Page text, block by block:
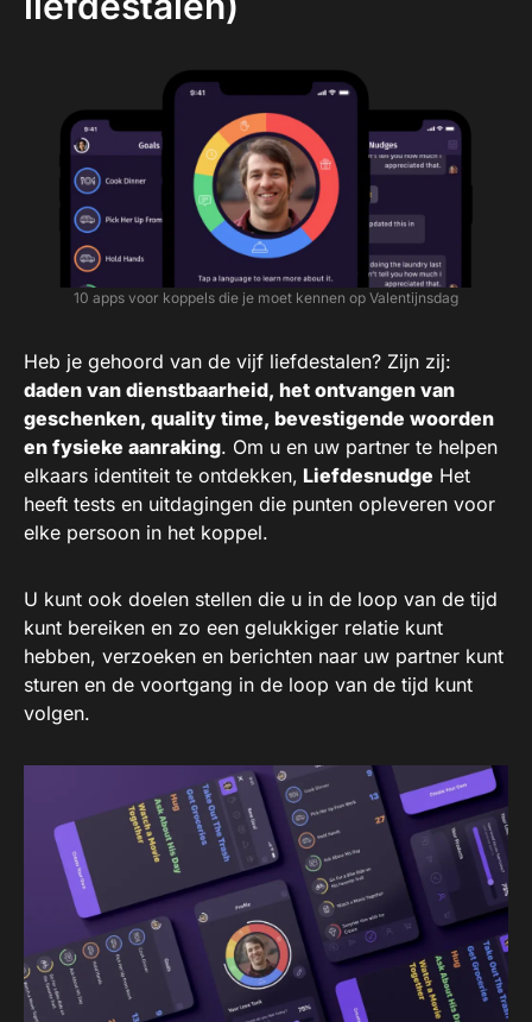
10 apps voor koppels die je moet kennen op Valentijnsdag
Heb je gehoord van de vijf liefdestalen? Zijn zij:
daden van dienstbaarheid, het ontvangen van
geschenken, quality time, bevestigende woorden
en fysieke aanraking. Om u en uw partner te helpen
elkaars identiteit te ontdekken, Liefdesnudge Het
heeft tests en uitdagingen die punten opleveren voor
elke persoon in het koppel.
U kunt ook doelen stellen die u in de loop van de tijd
kunt bereiken en zo een gelukkiger relatie kunt
hebben, verzoeken en berichten naar uw partner kunt
sturen en de voortgang in de loop van de tijd kunt
volgen.